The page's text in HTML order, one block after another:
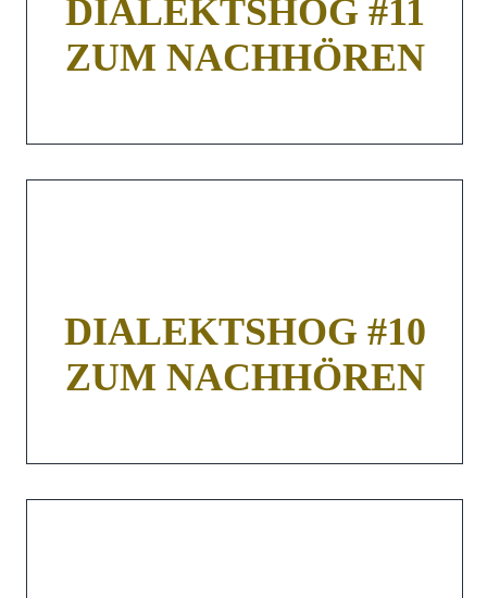
DIALEKTSHOG #11
ZUM NACHHÖREN
DIALEKTSHOG #10
ZUM NACHHÖREN